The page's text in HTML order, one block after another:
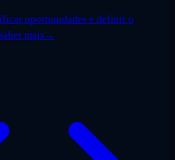
oportunidades e definir o
mais →